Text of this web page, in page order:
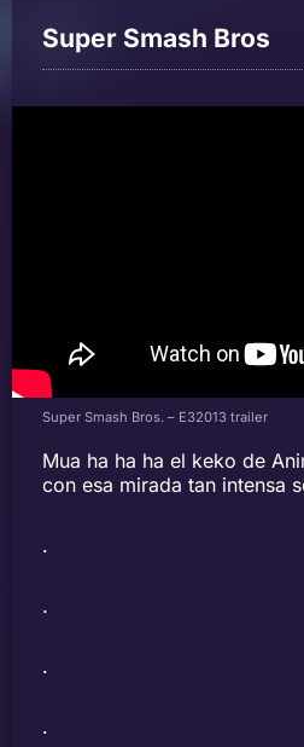
Super Smash Bros
Super Smash Bros. – E32013 trailer
Mua ha ha ha el keko de
con esa mirada tan intensa
.
.
.
.